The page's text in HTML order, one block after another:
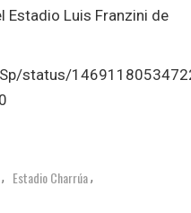
Estadio Luis Franzini de
status/
, Estadio Charrúa,